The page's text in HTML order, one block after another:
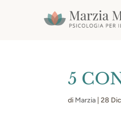
5
di Marzia |28